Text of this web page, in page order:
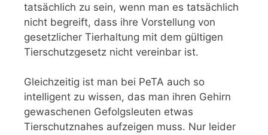
tatsächlich zu sein, wenn man es tatsächlich
nicht begreift, dass ihre Vorstellung von
gesetzlicher Tierhaltung mit dem gültigen
Tierschutzgesetz nicht vereinbar ist.
Gleichzeitig ist man bei PeTA auch so
intelligent zu wissen, das man ihren Gehirn
gewaschenen Gefolgsleuten etwas
Tierschutznahes aufzeigen muss. Nur leider